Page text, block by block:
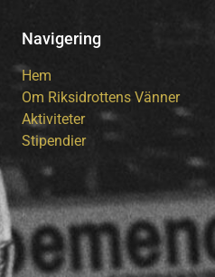
Navigering
Hem
Om Riksidrottens Vänner
Aktiviteter
Stipendier